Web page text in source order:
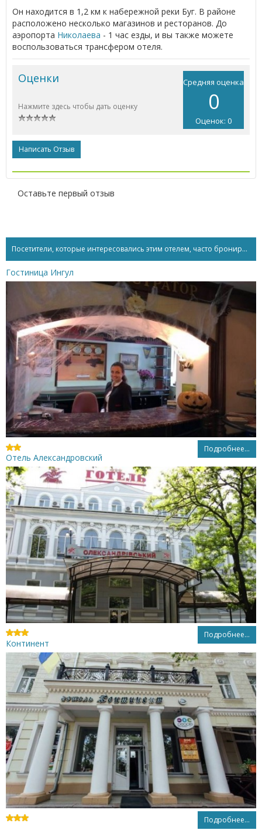
Он находится в 1,2 км к набережной реки Буг. В районе
расположено несколько магазинов и ресторанов. До
аэропорта Николаева - 1 час езды, и вы также можете
воспользоваться трансфером отеля.
Средняя оценка
0
Оценок: 0
Оценки
Нажмите здесь чтобы дать оценку
Написать Отзыв
Оставьте первый отзыв
Посетители, которые интересовались этим отелем, часто бронируют...
Гостиница Ингул
Подробнее...
Отель Александровский
Подробнее...
Континент
Подробнее...